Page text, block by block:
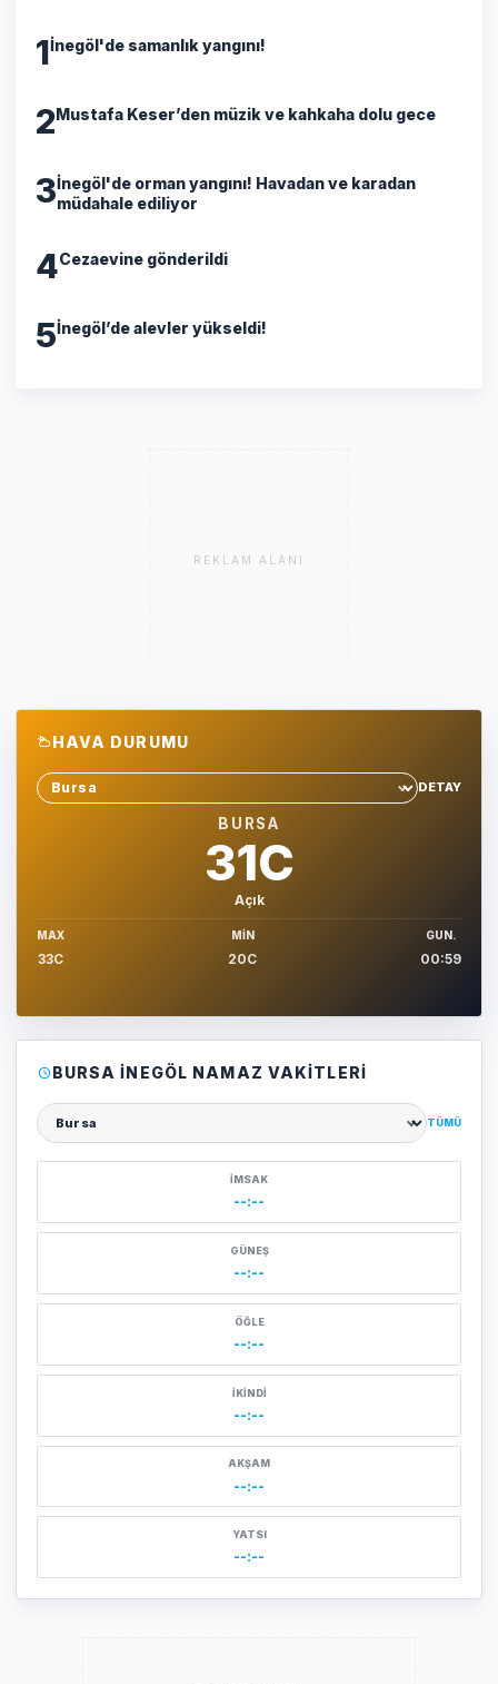
1İnegöl'de samanlık yangını!
2Mustafa Keser’den müzik ve kahkaha dolu gece
3İnegöl'de orman yangını! Havadan ve karadan
müdahale ediliyor
4Cezaevine gönderildi
5İnegöl’de alevler yükseldi!
REKLAM ALANI
HAVA DURUMU
Sehir sec
DETAY
BURSA
31C
Açık
MAX
33C
MIN
20C
GUN.
00:59
BURSA İNEGÖL NAMAZ VAKITLERI
Şehir seçin
TÜMÜ
İMSAK
--:--
GÜNEŞ
--:--
ÖĞLE
--:--
İKINDI
--:--
AKŞAM
--:--
YATSI
--:--